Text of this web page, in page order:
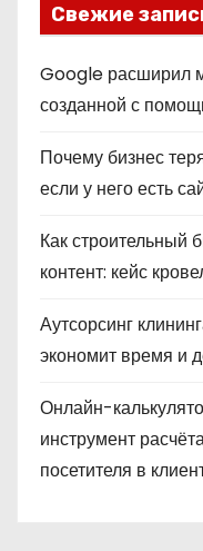
Свежие
Google расширил
созданной с
Почему бизнес
если у него есть
Как строительный
контент: кейс
Аутсорсинг
экономит время и
Онлайн-
инструмент
посетителя в